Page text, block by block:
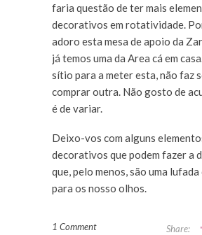
faria questão de ter mais
decorativos em rotatividade.
adoro esta mesa de apoio da
já temos uma da Area cá em
sítio para a meter esta, não faz
comprar outra. Não gosto de
é de variar.
Deixo-vos com alguns
decorativos que podem fazer a
que, pelo menos, são uma
para os nosso olhos.
1 Comment Share: